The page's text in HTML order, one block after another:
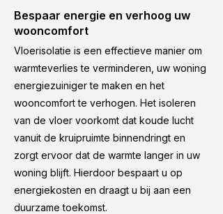
Bespaar energie en verhoog uw
wooncomfort
Vloerisolatie is een effectieve manier om
warmteverlies te verminderen, uw woning
energiezuiniger te maken en het
wooncomfort te verhogen. Het isoleren
van de vloer voorkomt dat koude lucht
vanuit de kruipruimte binnendringt en
zorgt ervoor dat de warmte langer in uw
woning blijft. Hierdoor bespaart u op
energiekosten en draagt u bij aan een
duurzame toekomst.